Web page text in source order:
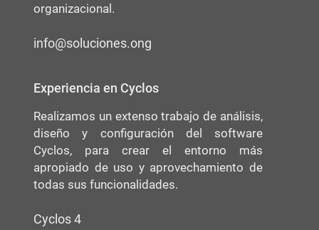
organizacional.
info@soluciones.ong
Experiencia en Cyclos
Realizamos un extenso trabajo de análisis,
diseño y configuración del software
Cyclos, para crear el entorno más
apropiado de uso y aprovechamiento de
todas sus funcionalidades.
Cyclos 4